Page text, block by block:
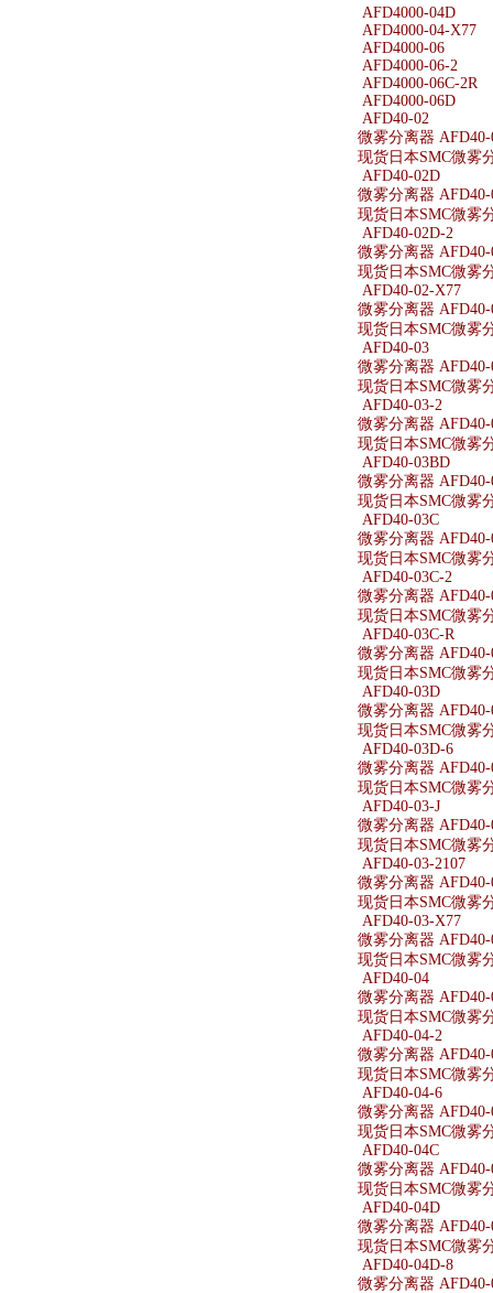
AFD4000-04D
AFD4000-04-X77
AFD4000-06
AFD4000-06-2
AFD4000-06C-2R
AFD4000-06D
AFD40-02
微雾分离器 AFD40-
现货日本SMC微雾
AFD40-02D
微雾分离器 AFD40-
现货日本SMC微雾
AFD40-02D-2
微雾分离器 AFD40-
现货日本SMC微雾
AFD40-02-X77
微雾分离器 AFD40-
现货日本SMC微雾
AFD40-03
微雾分离器 AFD40-
现货日本SMC微雾
AFD40-03-2
微雾分离器 AFD40-
现货日本SMC微雾
AFD40-03BD
微雾分离器 AFD40-
现货日本SMC微雾
AFD40-03C
微雾分离器 AFD40-
现货日本SMC微雾
AFD40-03C-2
微雾分离器 AFD40-
现货日本SMC微雾
AFD40-03C-R
微雾分离器 AFD40-
现货日本SMC微雾
AFD40-03D
微雾分离器 AFD40-
现货日本SMC微雾
AFD40-03D-6
微雾分离器 AFD40-
现货日本SMC微雾
AFD40-03-J
微雾分离器 AFD40-
现货日本SMC微雾
AFD40-03-2107
微雾分离器 AFD40-
现货日本SMC微雾
AFD40-03-X77
微雾分离器 AFD40-
现货日本SMC微雾
AFD40-04
微雾分离器 AFD40-
现货日本SMC微雾
AFD40-04-2
微雾分离器 AFD40-
现货日本SMC微雾
AFD40-04-6
微雾分离器 AFD40-
现货日本SMC微雾
AFD40-04C
微雾分离器 AFD40-
现货日本SMC微雾
AFD40-04D
微雾分离器 AFD40-
现货日本SMC微雾
AFD40-04D-8
微雾分离器 AFD40-